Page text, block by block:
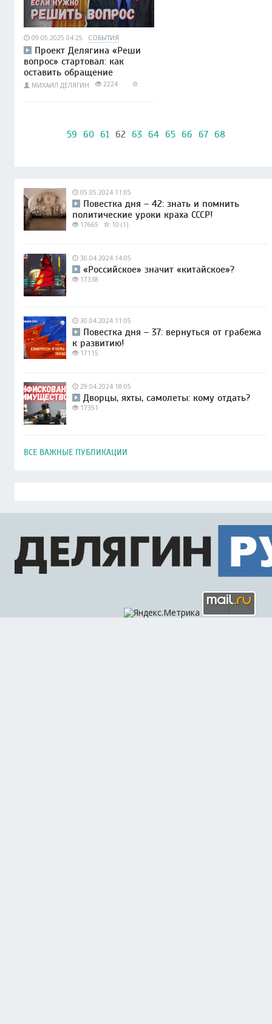
09.05.2025 04:25 СОБЫТИЯ
Проект Делягина «Реши
вопрос» стартовал: как
оставить обращение
МИХАИЛ ДЕЛЯГИН 2224
59 60 61 62 63 64 65 66 67 68
05.05.2024 11:05
Повестка дня – 42: знать и помнить
политические уроки краха СССР!
17665 10 (1)
30.04.2024 14:05
«Российское» значит «китайское»?
17338
30.04.2024 11:05
Повестка дня – 37: вернуться от грабежа
к развитию!
17115
29.04.2024 18:05
Дворцы, яхты, самолеты: кому отдать?
17351
ВСЕ ВАЖНЫЕ ПУБЛИКАЦИИ